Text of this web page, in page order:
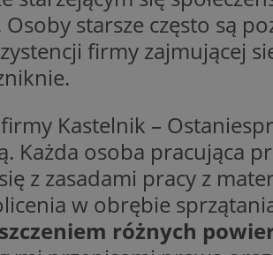
starsze często są
firmy zajmującej
Kastelnik –
Każda osoba pracująca
z zasadami pracy z
w obrębie
różnych
_clsk
_ga
_clck
__gads
_fbp